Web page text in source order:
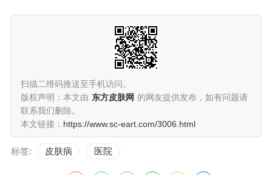
扫描二维码推送至手机访问。
版权声明：本文由 东方皮肤网 的网友提供发布，如有问题请
联系我们删除。
本文链接： https://www.sc-eart.com/3006.html
标签: 皮肤病 医院